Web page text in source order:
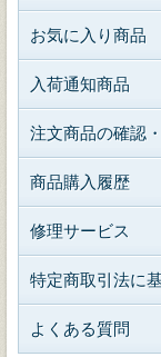
お気に入り商品
入荷通知商品
注文商品の確認
商品購入履歴
修理サービス
特定商取引法に
よくある質問